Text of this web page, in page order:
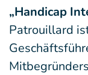
„Handicap
Patrouillard